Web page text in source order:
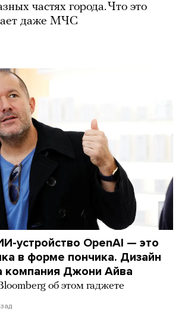
частях города. Что это
даже МЧС
устройство OpenAI — это
в форме пончика. Дизайн
компания Джони Айва
об этом гаджете